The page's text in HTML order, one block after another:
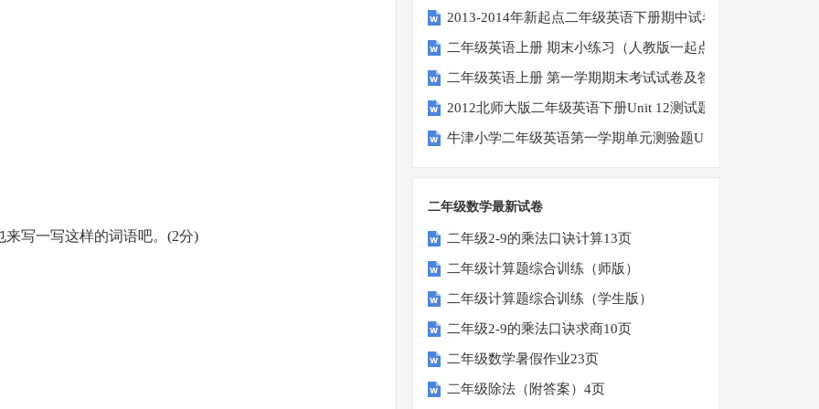
写一写这样的词语吧。(2分)
2013-2014年新起点二年级英语下册期中试卷
二年级英语上册 期末小练习（人教版一起点）
二年级英语上册 第一学期期末考试试卷及答案（一）（人教
2012北师大版二年级英语下册Unit 12测试题
牛津小学二年级英语第一学期单元测验题U1-U2
二年级数学最新试卷
二年级2-9的乘法口诀计算13页
二年级计算题综合训练（师版）
二年级计算题综合训练（学生版）
二年级2-9的乘法口诀求商10页
二年级数学暑假作业23页
二年级除法（附答案）4页